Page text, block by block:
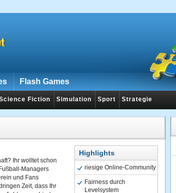
Flash Games
Fiction Simulation Sport Strategie
Ihr wolltet schon
Managers
und Fans
Zeit, dass Ihr
Highlights
riesige Online-Community
Fairness durch
Levelsystem